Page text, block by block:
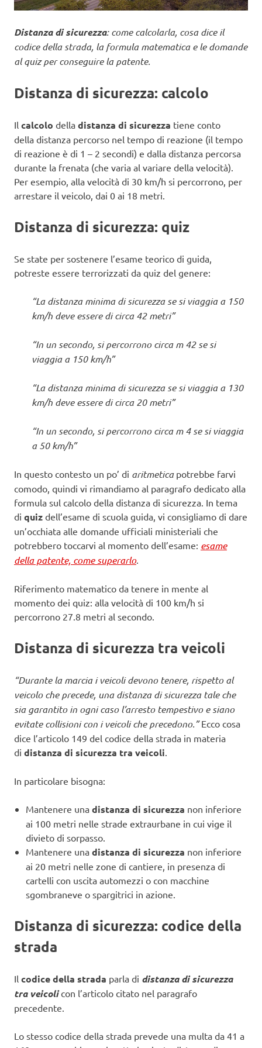
Distanza di sicurezza: come calcolarla, cosa dice il
codice della strada, la formula matematica e le domande
al quiz per conseguire la patente.
Distanza di sicurezza: calcolo
Il calcolo della distanza di sicurezza tiene conto
della distanza percorso nel tempo di reazione (il tempo
di reazione è di 1 – 2 secondi) e dalla distanza percorsa
durante la frenata (che varia al variare della velocità).
Per esempio, alla velocità di 30 km/h si percorrono, per
arrestare il veicolo, dai 0 ai 18 metri.
Distanza di sicurezza: quiz
Se state per sostenere l’esame teorico di guida,
potreste essere terrorizzati da quiz del genere:
“La distanza minima di sicurezza se si viaggia a 150
km/h deve essere di circa 42 metri”
“In un secondo, si percorrono circa m 42 se si
viaggia a 150 km/h”
“La distanza minima di sicurezza se si viaggia a 130
km/h deve essere di circa 20 metri”
“In un secondo, si percorrono circa m 4 se si viaggia
a 50 km/h”
In questo contesto un po’ di aritmetica potrebbe farvi
comodo, quindi vi rimandiamo al paragrafo dedicato alla
formula sul calcolo della distanza di sicurezza. In tema
di quiz dell’esame di scuola guida, vi consigliamo di dare
un’occhiata alle domande ufficiali ministeriali che
potrebbero toccarvi al momento dell’esame: esame
della patente, come superarlo.
Riferimento matematico da tenere in mente al
momento dei quiz: alla velocità di 100 km/h si
percorrono 27.8 metri al secondo.
Distanza di sicurezza tra veicoli
“Durante la marcia i veicoli devono tenere, rispetto al
veicolo che precede, una distanza di sicurezza tale che
sia garantito in ogni caso l’arresto tempestivo e siano
evitate collisioni con i veicoli che precedono.”Ecco cosa
dice l’articolo 149 del codice della strada in materia
di distanza di sicurezza tra veicoli.
In particolare bisogna:
Mantenere una distanza di sicurezza non inferiore
ai 100 metri nelle strade extraurbane in cui vige il
divieto di sorpasso.
Mantenere una distanza di sicurezza non inferiore
ai 20 metri nelle zone di cantiere, in presenza di
cartelli con uscita automezzi o con macchine
sgombraneve o spargitrici in azione.
Distanza di sicurezza: codice della
strada
Il codice della strada parla di distanza di sicurezza
tra veicolicon l’articolo citato nel paragrafo
precedente.
Lo stesso codice della strada prevede una multa da 41 a